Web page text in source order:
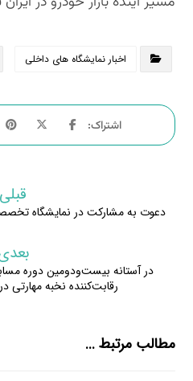
اخبار نمایشگاه های داخلی
قبلی
دعوت به مشارکت در نمایشگاه
رقابت‌کننده نخبه مهارتی
مطالب مرتبط ...